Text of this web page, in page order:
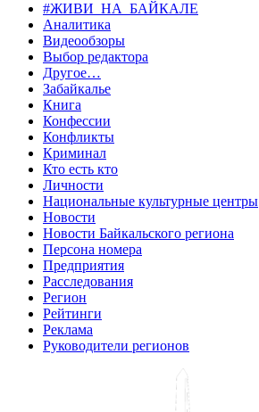
#ЖИВИ_НА_БАЙКАЛЕ
Аналитика
Видеообзоры
Выбор редактора
Другое…
Забайкалье
Книга
Конфессии
Конфликты
Криминал
Кто есть кто
Личности
Национальные культурные центры
Новости
Новости Байкальского региона
Персона номера
Предприятия
Расследования
Регион
Рейтинги
Реклама
Руководители регионов